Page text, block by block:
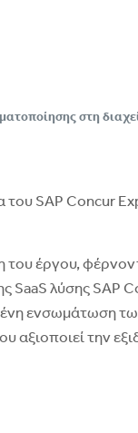
στη
του SAP Concur
του έργου,
SaaS λύσης SAP
ενσωμάτωση
την